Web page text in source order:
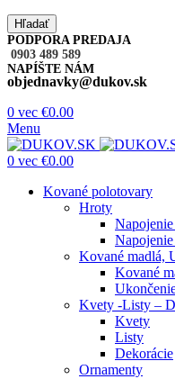
Hľadať
PODPORA PREDAJA
0903 489 589
NAPÍŠTE NÁM
objednavky@dukov.sk
0 vec €0.00
Menu
0 vec €0.00
Kované polotovary
Hroty
Kované madlá,
Kované
Kvety -Listy –
Kvety
Listy
Dekorácie
Ornamenty